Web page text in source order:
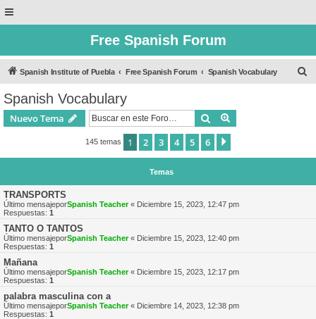
Free Spanish Forum
Spanish Institute of Puebla Free Spanish Forum Spanish Vocabulary
Spanish Vocabulary
Nuevo Tema Buscar
145 temas 1 2 3 4 5 6
Temas
TRANSPORTS
Último mensajeporSpanish Teacher« Diciembre 15, 2023, 12:47 pm
Respuestas: 1
TANTO O TANTOS
Último mensajeporSpanish Teacher« Diciembre 15, 2023, 12:40 pm
Respuestas: 1
Mañana
Último mensajeporSpanish Teacher« Diciembre 15, 2023, 12:17 pm
Respuestas: 1
palabra masculina con a
Último mensajeporSpanish Teacher« Diciembre 14, 2023, 12:38 pm
Respuestas: 1